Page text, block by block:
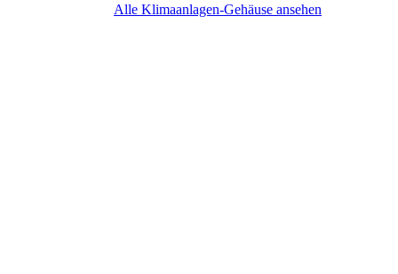
Alle Klimaanlagen-Gehäuse ansehen